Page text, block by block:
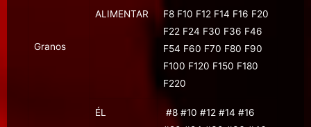
Granos
ALIMENTAR
F8 F10 F12 F14 F16 F20
F22 F24 F30 F36 F46
F54 F60 F70 F80 F90
F100 F120 F150 F180
F220
ÉL
#8 #10 #12 #14 #16